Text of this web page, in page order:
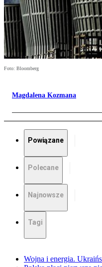
Foto: Bloomberg
Magdalena Kozmana
Powiązane
Polecane
Najnowsze
Tagi
Wojna i energia.